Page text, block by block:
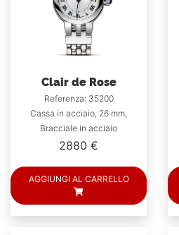
Clair de Rose
Referenza: 35200
Cassa in acciaio, 26 mm,
Bracciale in acciaio
2880 €
AGGIUNGI AL CARRELLO